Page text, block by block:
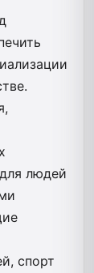
людей
спорт